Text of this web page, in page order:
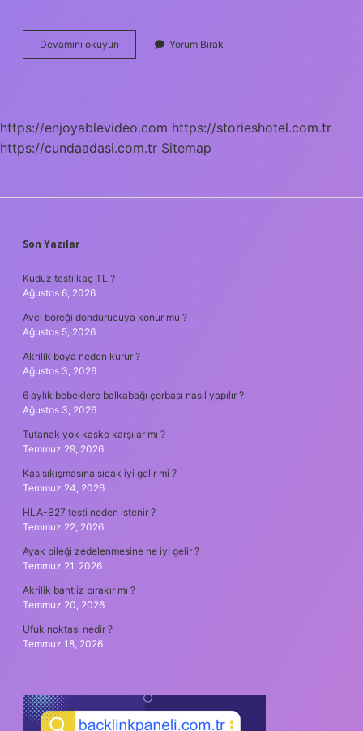
Devamını okuyun Arkadaş
Kelimesi
Yorum Bırak
https://enjoyablevideo.com https://storieshotel.com.tr
https://cundaadasi.com.tr Sitemap
SIDEBAR
Son Yazılar
Kuduz testi kaç TL ?
Ağustos 6, 2026
Avcı böreği dondurucuya konur mu ?
Ağustos 5, 2026
Akrilik boya neden kurur ?
Ağustos 3, 2026
6 aylık bebeklere balkabağı çorbası nasıl yapılır ?
Ağustos 3, 2026
Tutanak yok kasko karşılar mı ?
Temmuz 29, 2026
Kas sıkışmasına sıcak iyi gelir mi ?
Temmuz 24, 2026
HLA-B27 testi neden istenir ?
Temmuz 22, 2026
Ayak bileği zedelenmesine ne iyi gelir ?
Temmuz 21, 2026
Akrilik bant iz bırakır mı ?
Temmuz 20, 2026
Ufuk noktası nedir ?
Temmuz 18, 2026